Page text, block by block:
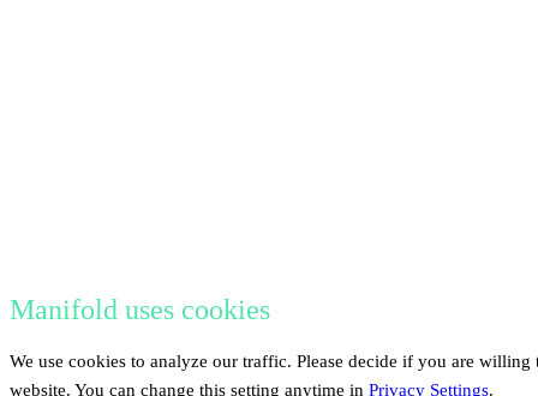
Manifold uses cookies
We use cookies to analyze our traffic. Please decide if you are
website. You can change this setting anytime in Privacy Settings.